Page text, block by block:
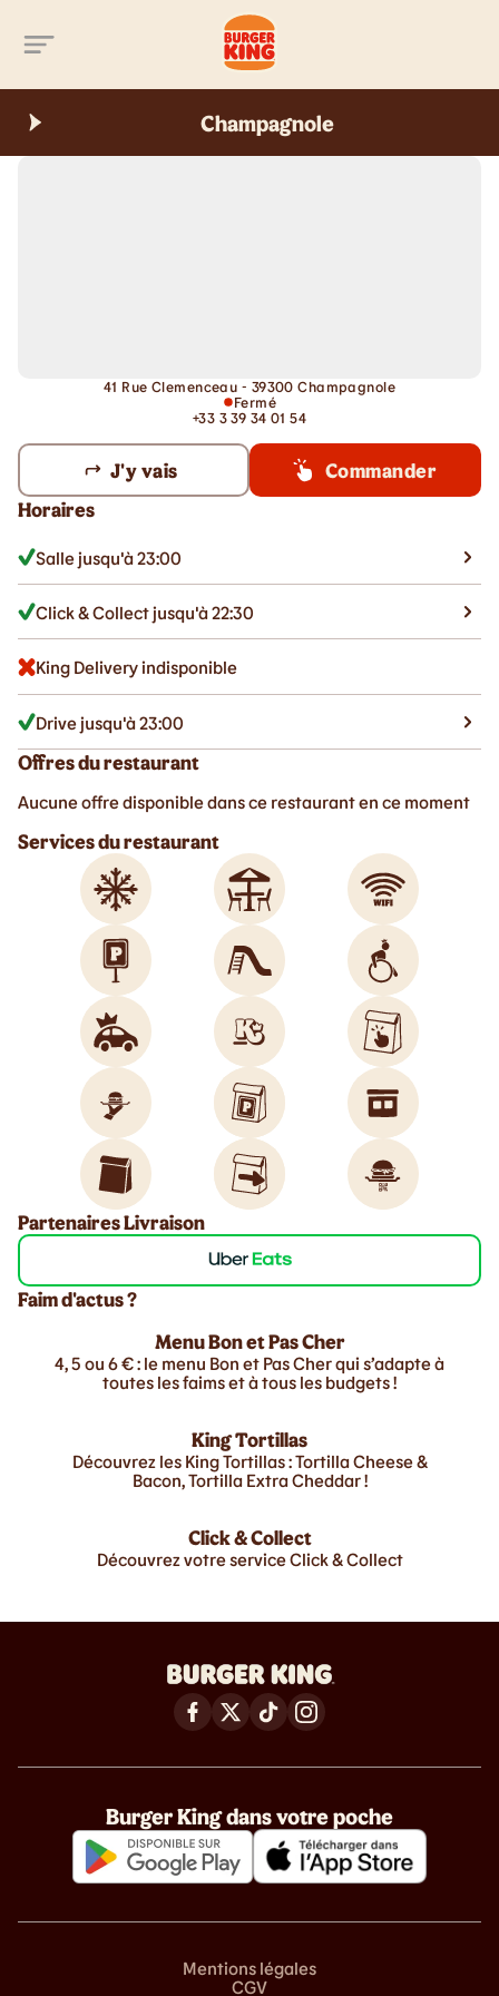
Champagnole
41 Rue Clemenceau - 39300 Champagnole
Fermé
+33 3 39 34 01 54
J'y vais
Commander
Horaires
Salle jusqu'à 23:00
Click & Collect jusqu'à 22:30
King Delivery indisponible
Drive jusqu'à 23:00
Offres du restaurant
Aucune offre disponible dans ce restaurant en ce moment
Services du restaurant
Partenaires Livraison
Faim d'actus ?
Menu Bon et Pas Cher
4, 5 ou 6 € : le menu Bon et Pas Cher qui s’adapte à
toutes les faims et à tous les budgets !
King Tortillas
Découvrez les King Tortillas : Tortilla Cheese &
Bacon, Tortilla Extra Cheddar !
Click & Collect
Découvrez votre service Click & Collect
Burger King dans votre poche
Mentions légales
CGV